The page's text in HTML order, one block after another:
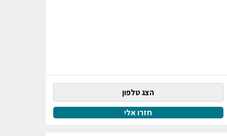
הצג טלפון
חזרו אלי